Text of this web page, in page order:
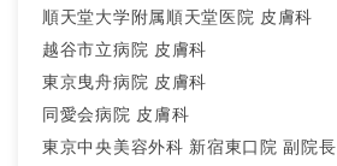
順天堂大学附属順天堂医院 皮膚科
越谷市立病院 皮膚科
東京曳舟病院 皮膚科
同愛会病院 皮膚科
東京中央美容外科 新宿東口院 副院長